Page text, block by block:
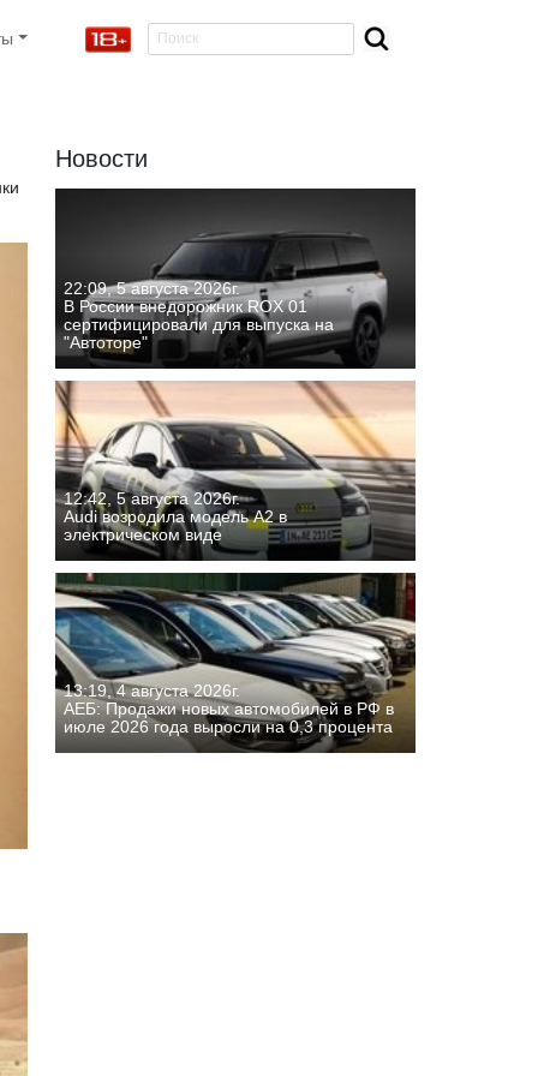
Новости
22:09, 5 августа 2026г.
В России внедорожник ROX 01
сертифицировали для выпуска на
"Автоторе"
12:42, 5 августа 2026г.
Audi возродила модель A2 в
электрическом виде
13:19, 4 августа 2026г.
АЕБ: Продажи новых автомобилей в РФ в
июле 2026 года выросли на 0,3 процента